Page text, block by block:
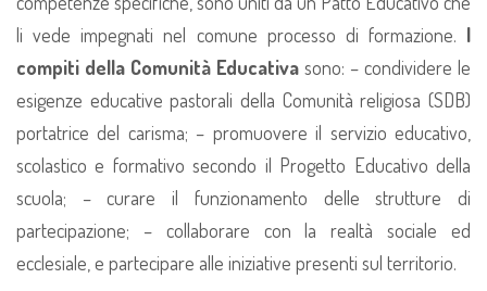
li vede impegnati nel comune processo di formazione. I
compiti della Comunità Educativa sono: – condividere le
esigenze educative pastorali della Comunità religiosa (SDB)
portatrice del carisma; – promuovere il servizio educativo,
scolastico e formativo secondo il Progetto Educativo della
scuola; – curare il funzionamento delle strutture di
partecipazione; – collaborare con la realtà sociale ed
ecclesiale, e partecipare alle iniziative presenti sul territorio.